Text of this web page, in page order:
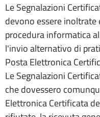
Le Segnalazioni
devono essere
procedura informatica
l'invio alternativo di
Posta Elettronica
Le Segnalazioni
che dovessero
Elettronica Certificata